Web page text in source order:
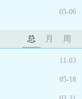
05-06
总 月 周
11-03
05-18